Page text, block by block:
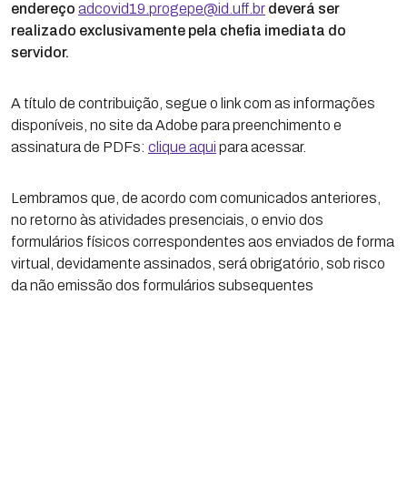
endereço adcovid19.progepe@id.uff.br deverá ser
realizado exclusivamente pela chefia imediata do
servidor.
A título de contribuição, segue o link com as informações
disponíveis, no site da Adobe para preenchimento e
assinatura de PDFs: clique aqui para acessar.
Lembramos que, de acordo com comunicados anteriores,
no retorno às atividades presenciais, o envio dos
formulários físicos correspondentes aos enviados de forma
virtual, devidamente assinados, será obrigatório, sob risco
da não emissão dos formulários subsequentes